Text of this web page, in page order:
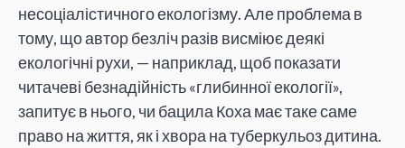
несоціалістичного екологізму. Але проблема в
тому, що автор безліч разів висміює деякі
екологічні рухи, — наприклад, щоб показати
читачеві безнадійність «глибинної екології»,
запитує в нього, чи бацила Коха має таке саме
право на життя, як і хвора на туберкульоз дитина.